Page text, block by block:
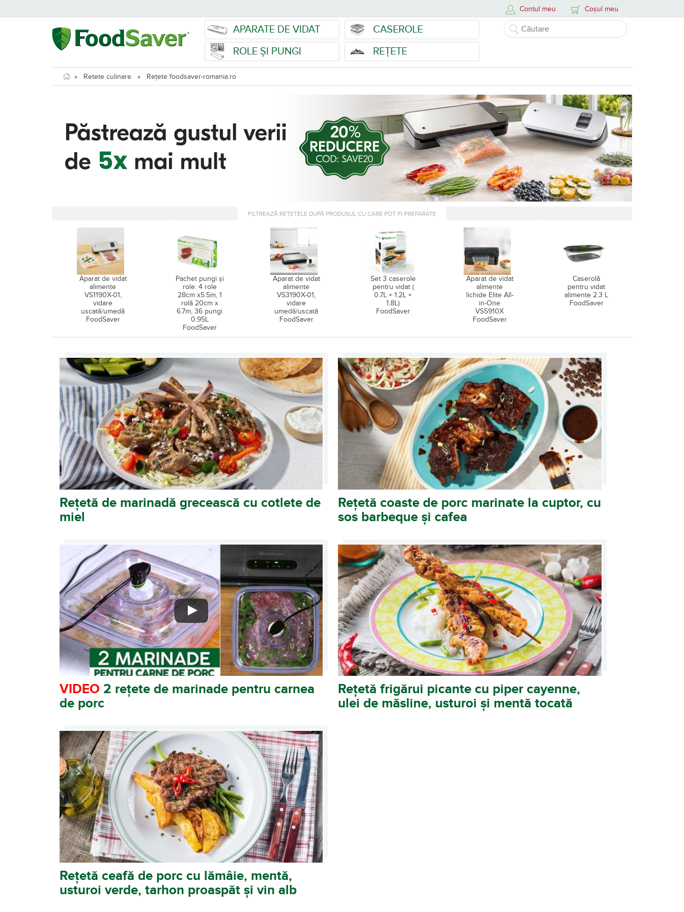
Contul meu Coșul meu
APARATE DE VIDAT
CASEROLE
ROLE ȘI PUNGI
REȚETE
» Retete culinare » Rețete foodsaver-romania.ro
FILTREAZĂ REȚETELE DUPĂ PRODUSUL CU CARE POT FI PREPARATE
Aparat de vidat
alimente
VS1190X-01,
vidare
uscată/umedă
FoodSaver
Pachet pungi și
role: 4 role
28cm x5.5m, 1
rolă 20cm x
6.7m, 36 pungi
0.95L
FoodSaver
Aparat de vidat
alimente
VS3190X-01,
vidare
umedă/uscată
FoodSaver
Set 3 caserole
pentru vidat (
0.7L + 1.2L +
1.8L)
FoodSaver
Aparat de vidat
alimente
lichide Elite All-
in-One
VS5910X
FoodSaver
Caserolă
pentru vidat
alimente 2.3 L
FoodSaver
Retete pentru Set 3 caserole pentru vidat ( 0.7L + 1.2L + 1.8L)
Rețetă de marinadă grecească cu cotlete de
miel
Rețetă coaste de porc marinate la cuptor, cu
sos barbeque și cafea
VIDEO 2 rețete de marinade pentru carnea
de porc
Rețetă frigărui picante cu piper cayenne,
ulei de măsline, usturoi și mentă tocată
Rețetă ceafă de porc cu lămâie, mentă,
usturoi verde, tarhon proaspăt și vin alb